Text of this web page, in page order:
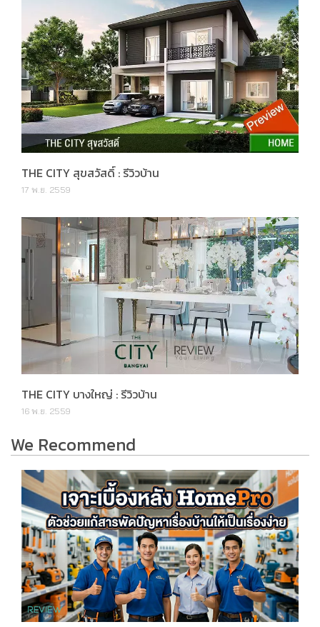
THE CITY สุขสวัสดิ์ : รีวิวบ้าน
17 พ.ย. 2559
THE CITY บางใหญ่ : รีวิวบ้าน
16 พ.ย. 2559
We Recommend